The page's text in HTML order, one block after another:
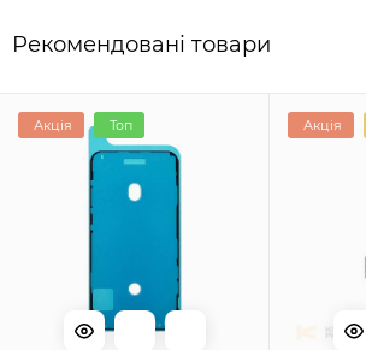
Рекомендовані товари
Акція Топ Акція